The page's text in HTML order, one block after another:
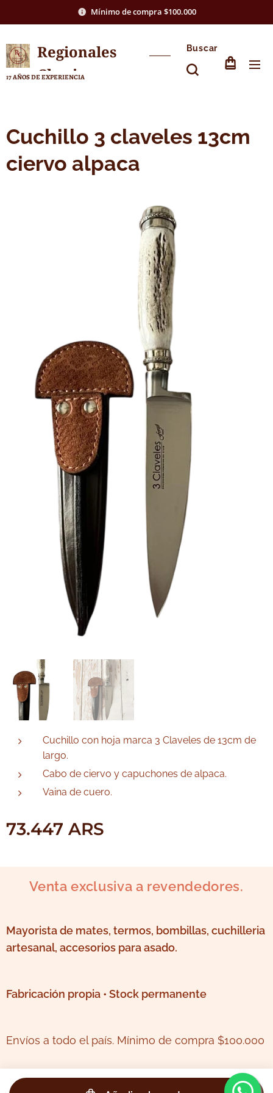
Mínimo de compra $100.000
Regionales
Chasico
17 AÑOS DE EXPERIENCIA
Buscar
Cuchillo 3 claveles 13cm
ciervo alpaca
Cuchillo con hoja marca 3 Claveles de 13cm de
largo.
Cabo de ciervo y capuchones de alpaca.
Vaina de cuero.
73.447 ARS
Venta exclusiva a revendedores.
Mayorista de mates, termos, bombillas, cuchilleria
artesanal, accesorios para asado.
Fabricación propia • Stock permanente
Envíos a todo el país. Mínimo de compra $100.000